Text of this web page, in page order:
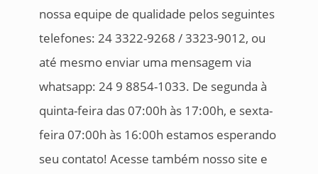
nossa equipe de qualidade pelos seguintes
telefones: 24 3322-9268 / 3323-9012, ou
até mesmo enviar uma mensagem via
whatsapp: 24 9 8854-1033. De segunda à
quinta-feira das 07:00h às 17:00h, e sexta-
feira 07:00h às 16:00h estamos esperando
seu contato! Acesse também nosso site e